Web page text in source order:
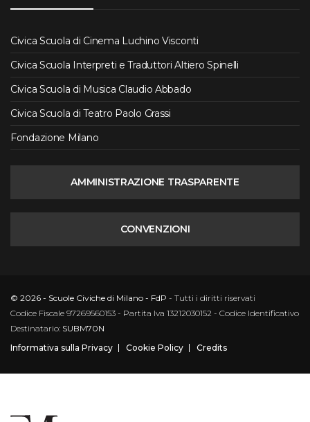
Civica Scuola di Cinema Luchino Visconti
Civica Scuola Interpreti e Traduttori Altiero Spinelli
Civica Scuola di Musica Claudio Abbado
Civica Scuola di Teatro Paolo Grassi
Fondazione Milano
AMMINISTRAZIONE TRASPARENTE
CONVENZIONI
© 2026 - Scuole Civiche di Milano - FdP - Tutti i diritti riservati
Codice Fiscale 97269560153 - Partita Iva 13212030152 - Codice Identificativo
Destinatario: SUBM70N
Informativa sulla Privacy
Cookie Policy Credits